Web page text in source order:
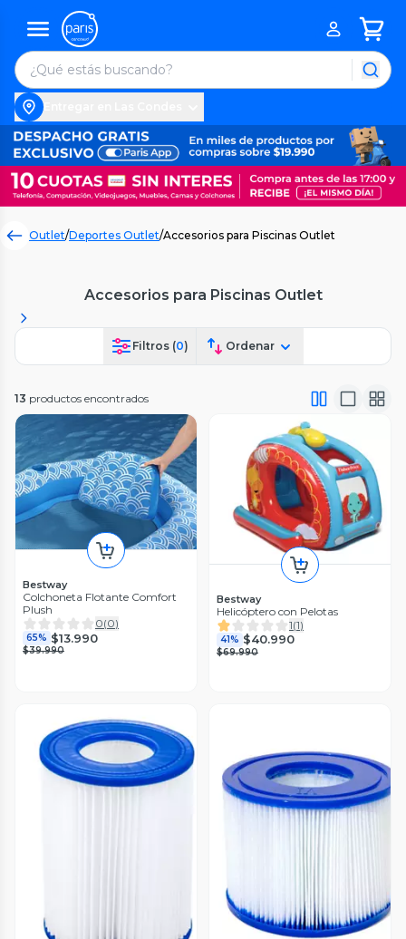
Outlet/Deportes Outlet/Accesorios para Piscinas Outlet
Accesorios para Piscinas Outlet
Filtros (0) Ordenar
13 productos encontrados
Bestway
Colchoneta Flotante Comfort
Plush
0(0)
65% $13.990
$39.990
Bestway
Helicóptero con Pelotas
1(1)
41% $40.990
$69.990